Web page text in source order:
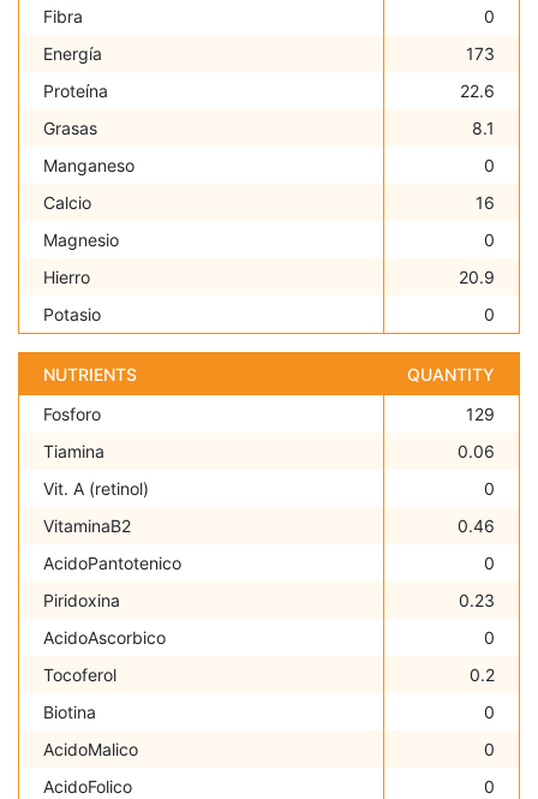
Fibra
0
Energía
173
Proteína
22.6
Grasas
8.1
Manganeso
0
Calcio
16
Magnesio
0
Hierro
20.9
Potasio
0
NUTRIENTS
QUANTITY
Fosforo
129
Tiamina
0.06
Vit. A (retinol)
0
VitaminaB2
0.46
AcidoPantotenico
0
Piridoxina
0.23
AcidoAscorbico
0
Tocoferol
0.2
Biotina
0
AcidoMalico
0
AcidoFolico
0